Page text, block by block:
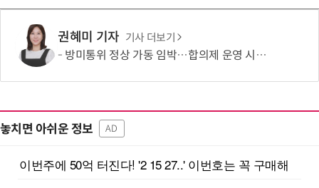
권혜미 기자 기사 더보기
방미통위 정상 가동 임박…합의제 운영 시험대
놓치면 아쉬운 정보 AD